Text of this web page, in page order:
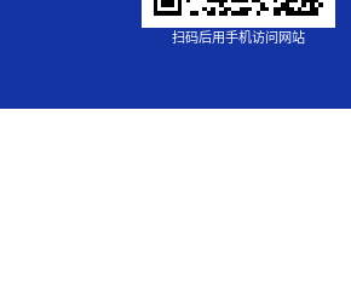
扫码后用手机访问网站